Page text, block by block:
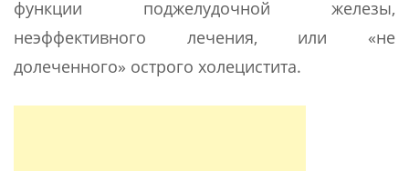
функции поджелудочной железы,
неэффективного лечения, или «не
долеченного» острого холецистита.